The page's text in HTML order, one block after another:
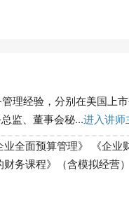
理经验，分别在美国上
监、董事会秘...进入讲师
业全面预算管理》 《企业
务课程》（含模拟经营